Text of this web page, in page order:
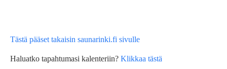
Tästä pääset takaisin saunarinki.fi sivulle
Haluatko tapahtumasi kalenteriin? Klikkaa tästä